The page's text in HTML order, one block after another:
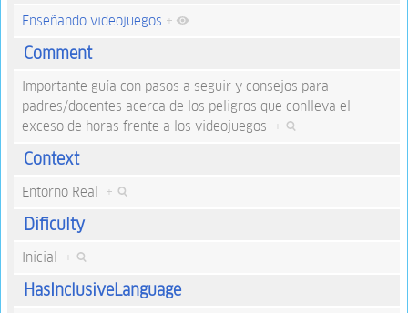
Enseñando videojuegos +
Comment
Importante guía con pasos a seguir y consejos para
padres/docentes acerca de los peligros que conlleva el
exceso de horas frente a los videojuegos +
Context
Entorno Real +
Dificulty
Inicial +
HasInclusiveLanguage